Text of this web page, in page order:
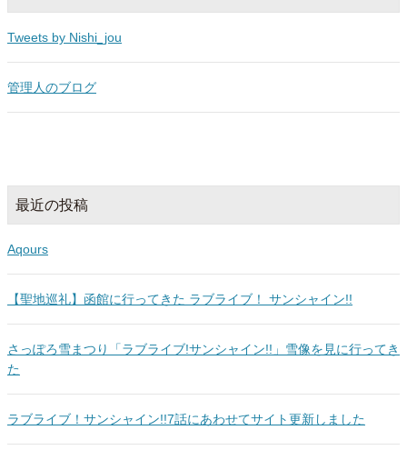
Tweets by Nishi_jou
管理人のブログ
最近の投稿
Aqours
【聖地巡礼】函館に行ってきた ラブライブ！ サンシャイン!!
さっぽろ雪まつり「ラブライブ!サンシャイン!!」雪像を見に行ってき
た
ラブライブ！サンシャイン!!7話にあわせてサイト更新しました